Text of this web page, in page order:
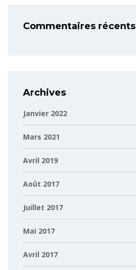
Commentaires récents
Archives
Janvier 2022
Mars 2021
Avril 2019
Août 2017
Juillet 2017
Mai 2017
Avril 2017